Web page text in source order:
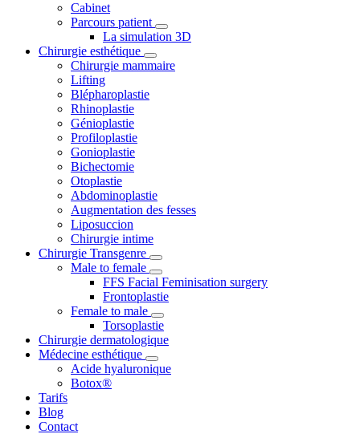
Cabinet
Parcours patient
La simulation 3D
Chirurgie esthétique
Chirurgie mammaire
Lifting
Blépharoplastie
Rhinoplastie
Génioplastie
Profiloplastie
Gonioplastie
Bichectomie
Otoplastie
Abdominoplastie
Augmentation des fesses
Liposuccion
Chirurgie intime
Chirurgie Transgenre
Male to female
FFS Facial Feminisation surgery
Frontoplastie
Female to male
Torsoplastie
Chirurgie dermatologique
Médecine esthétique
Acide hyaluronique
Botox®
Tarifs
Blog
Contact